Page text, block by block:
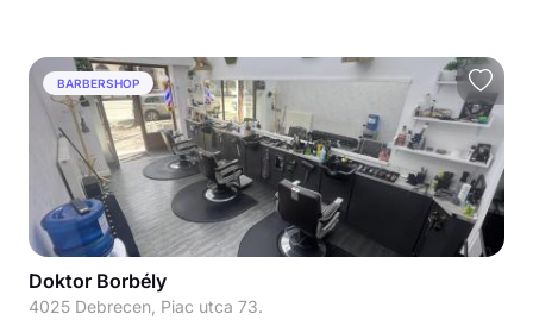
BARBERSHOP
Doktor Borbély
4025 Debrecen, Piac utca 73.